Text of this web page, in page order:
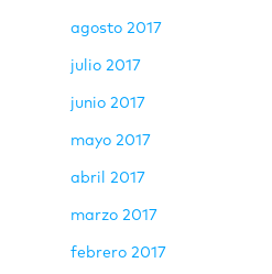
agosto 2017
julio 2017
junio 2017
mayo 2017
abril 2017
marzo 2017
febrero 2017